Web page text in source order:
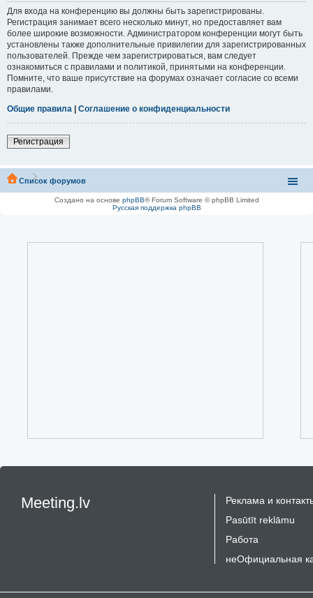
Для входа на конференцию вы должны быть зарегистрированы.
Регистрация занимает всего несколько минут, но предоставляет вам
более широкие возможности. Администратором конференции могут быть
установлены также дополнительные привилегии для зарегистрированных
пользователей. Прежде чем зарегистрироваться, вам следует
ознакомиться с правилами и политикой, принятыми на конференции.
Помните, что ваше присутствие на форумах означает согласие со всеми
правилами.
Общие правила
Соглашение о конфиденциальности
Регистрация
Список форумов
Создано на основе phpBB® Forum Software © phpBB Limited
Русская поддержка phpBB
Meeting.lv
Реклама и
Pasūtīt reklāmu
Работа
неОфициальная